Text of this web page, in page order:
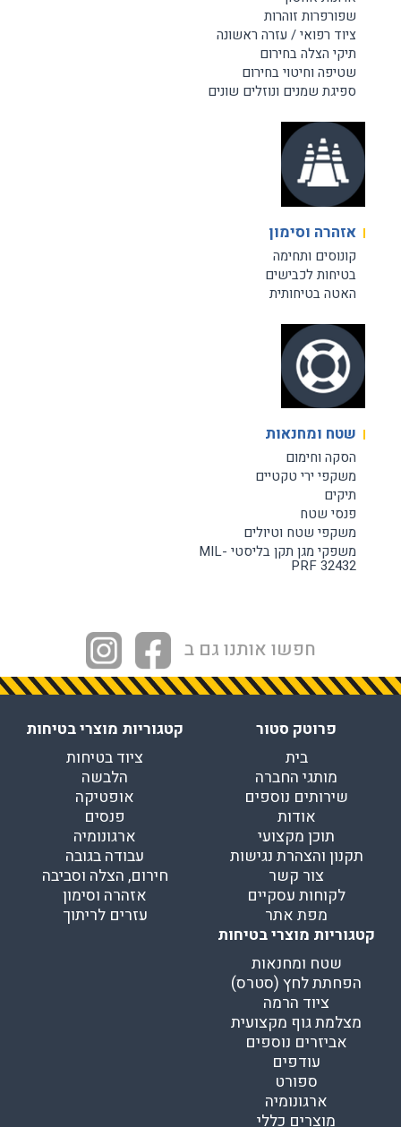
שפורפרות זוהרות
ציוד רפואי / עזרה ראשונה
תיקי הצלה בחירום
שטיפה וחיטוי בחירום
ספיגת שמנים ונוזלים שונים
אזהרה וסימון
קונוסים ותחימה
בטיחות לכבישים
האטה בטיחותית
שטח ומחנאות
הסקה וחימום
משקפי ירי טקטיים
תיקים
פנסי שטח
משקפי שטח וטיולים
משפקי מגן תקן בליסטי MIL-
PRF 32432
חפשו אותנו גם ב
פרוטק סטור
בית
מותגי החברה
שירותים נוספים
אודות
תוכן מקצועי
תקנון והצהרת נגישות
צור קשר
לקוחות עסקיים
מפת אתר
קטגוריות מוצרי בטיחות
ציוד בטיחות
הלבשה
אופטיקה
פנסים
ארגונומיה
עבודה בגובה
חירום, הצלה וסביבה
אזהרה וסימון
עזרים לריתוך
קטגוריות מוצרי בטיחות
שטח ומחנאות
הפחתת לחץ (סטרס)
ציוד הרמה
מצלמת גוף מקצועית
אביזרים נוספים
עודפים
ספורט
ארגונומיה
מוצרים כללי